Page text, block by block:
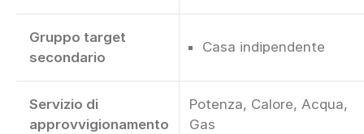
Gruppo target
secondario
Casa indipendente
Servizio di
approvvigionamento
Potenza, Calore, Acqua,
Gas